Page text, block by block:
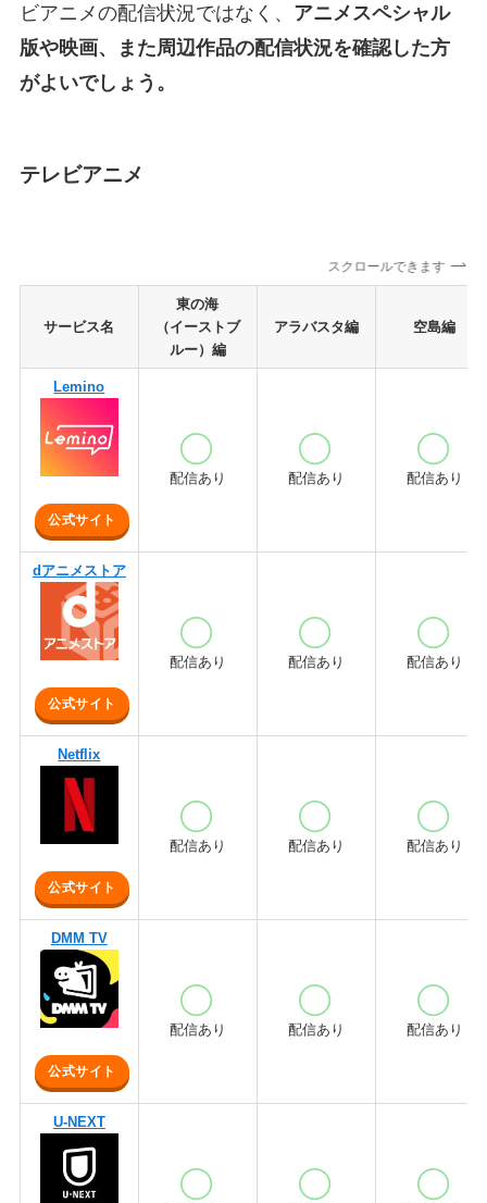
ビアニメの配信状況ではなく、 アニメスペシャル
版や映画、また周辺作品の配信状況を確認した方
がよいでしょう。
テレビアニメ
スクロールできます
サービス名
東の海
（イーストブ
ルー）編
アラバスタ編 空島編
Lemino
公式サイト
配信あり 配信あり 配信あり
dアニメストア
公式サイト
配信あり 配信あり 配信あり
Netflix
公式サイト
配信あり 配信あり 配信あり
DMM TV
公式サイト
配信あり 配信あり 配信あり
U-NEXT